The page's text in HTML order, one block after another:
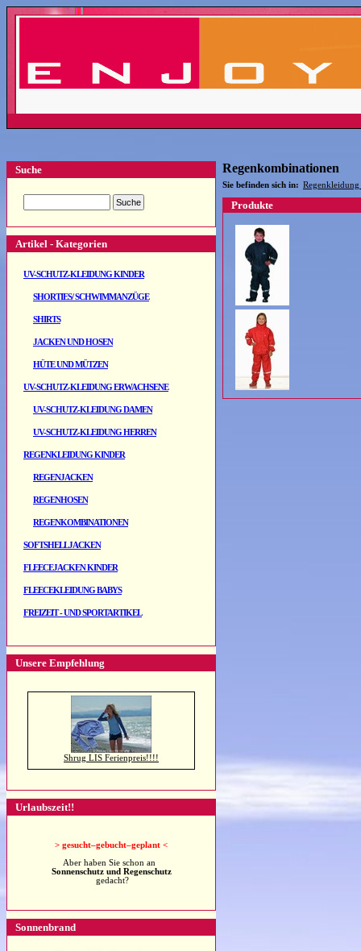
Suche
Artikel - Kategorien
UV-SCHUTZ-KLEIDUNG KINDER
SHORTIES/ SCHWIMMANZÜGE
SHIRTS
JACKEN UND HOSEN
HÜTE UND MÜTZEN
UV-SCHUTZ-KLEIDUNG ERWACHSENE
UV-SCHUTZ-KLEIDUNG DAMEN
UV-SCHUTZ-KLEIDUNG HERREN
REGENKLEIDUNG KINDER
REGENJACKEN
REGENHOSEN
REGENKOMBINATIONEN
SOFTSHELLJACKEN
FLEECEJACKEN KINDER
FLEECEKLEIDUNG BABYS
FREIZEIT - UND SPORTARTIKEL
Unsere Empfehlung
Shrug LIS Ferienpreis!!!!
Urlaubszeit!!
> gesucht–gebucht–geplant <
Aber haben Sie schon an
Sonnenschutz und Regenschutz
gedacht?
Sonnenbrand
Regenkombinationen
Sie befinden sich in:
Produkte